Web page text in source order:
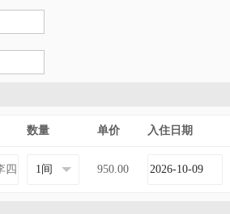
数量 单价 入住日期
950.00